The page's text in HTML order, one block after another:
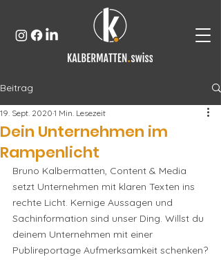
Beitrag
Dein Unternehmen im
Rampenlicht
19. Sept. 2020 1 Min. Lesezeit
Bruno Kalbermatten, Content & Media
setzt Unternehmen mit klaren Texten ins
rechte Licht. Kernige Aussagen und
Sachinformation sind unser Ding. Willst du
deinem Unternehmen mit einer
Publireportage Aufmerksamkeit schenken?